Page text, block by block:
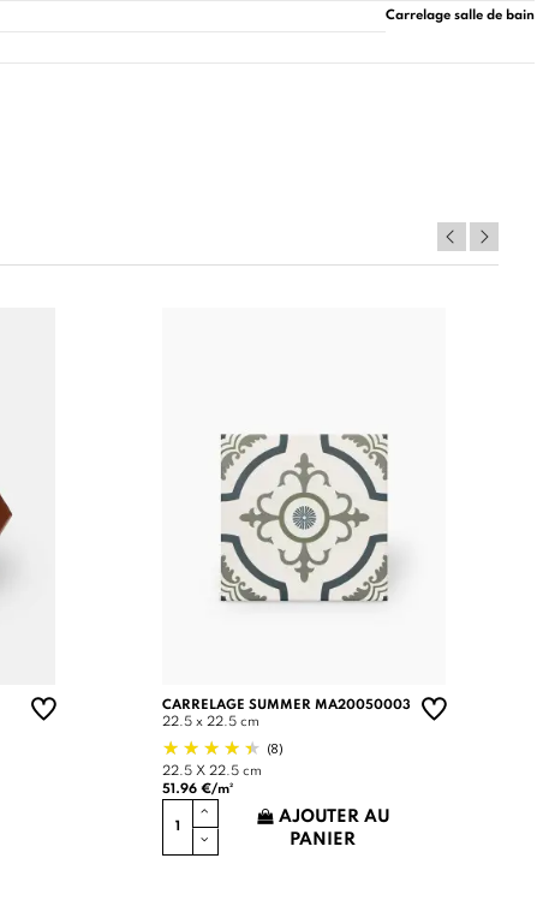
Carrelage salle de bain
CARRELAGE SUMMER MA20050003
22.5 x 22.5 cm
(8)
22.5 X 22.5 cm
51.96 €/m²
AJOUTER AU
PANIER